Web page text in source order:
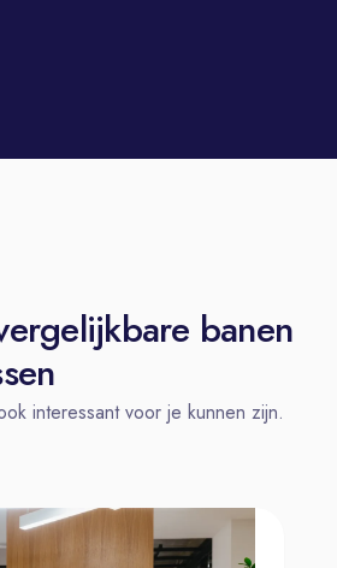
banen
interessant voor je kunnen zijn.